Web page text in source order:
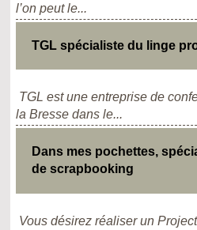
l’on peut le...
TGL spécialiste du linge
TGL est une entreprise de
la Bresse dans le...
Dans mes pochettes,
de scrapbooking
Vous désirez réaliser un